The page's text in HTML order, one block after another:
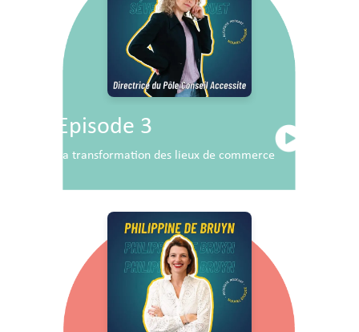
Episode 3
La transformation des lieux de commerce